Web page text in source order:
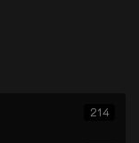
214